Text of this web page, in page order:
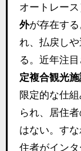
オートレー
外が存在す
れ、払戻し
る。近年注
定複合観光
限定的な仕
られ、居住
はない。す
住者がイン